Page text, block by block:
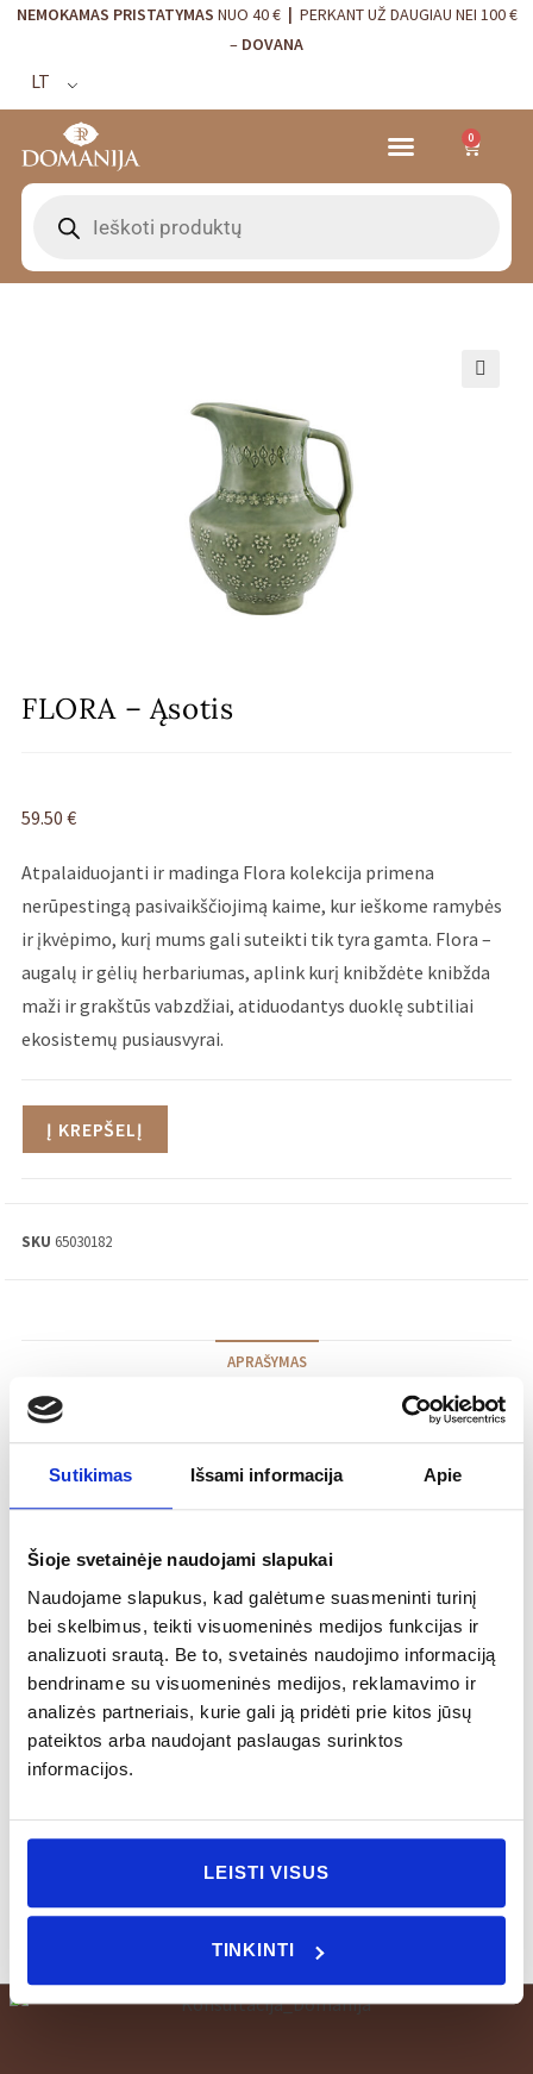
Sutikimas Išsami informacija Apie
Šioje svetainėje naudojami slapukai
Naudojame slapukus, kad galėtume suasmeninti turinį
bei skelbimus, teikti visuomeninės medijos funkcijas ir
analizuoti srautą. Be to, svetainės naudojimo informaciją
bendriname su visuomeninės medijos, reklamavimo ir
analizės partneriais, kurie gali ją pridėti prie kitos jūsų
pateiktos arba naudojant paslaugas surinktos
informacijos.
LEISTI VISUS
TINKINTI
NEMOKAMAS PRISTATYMAS NUO 40 € | PERKANT UŽ DAUGIAU NEI 100 €
– DOVANA
LT
0
FLORA – Ąsotis
59.50€
Atpalaiduojanti ir madinga Flora kolekcija primena
nerūpestingą pasivaikščiojimą kaime, kur ieškome ramybės
ir įkvėpimo, kurį mums gali suteikti tik tyra gamta. Flora –
augalų ir gėlių herbariumas, aplink kurį knibždėte knibžda
maži ir grakštūs vabzdžiai, atiduodantys duoklę subtiliai
ekosistemų pusiausvyrai.
Į KREPŠELĮ
SKU 65030182
APRAŠYMAS
Stilius:Šiuolaikinis
Tipas:Ąsotis
Medžiaga:Fajansas
Aukštis: 208 mm
Ilgis:171 mm
Visus gaminius galima naudoti mikrobangų
krosnelėje, naudojant kaitinimo funkciją. Gaminius
galima dėti į indaplovę, tačiau venkite juos palikti
indaplovėje pasibaigus plovimo programai.